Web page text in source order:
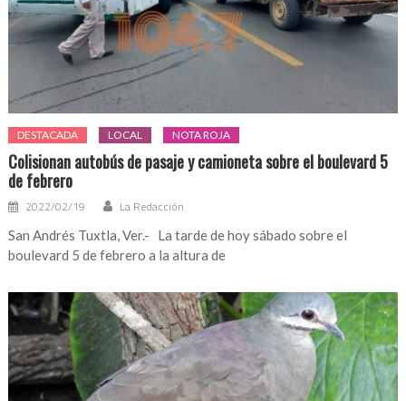
DESTACADA LOCAL NOTA ROJA
Colisionan autobús de pasaje y camioneta sobre el boulevard 5
de febrero
2022/02/19 La Redacción
San Andrés Tuxtla, Ver.- La tarde de hoy sábado sobre el
boulevard 5 de febrero a la altura de